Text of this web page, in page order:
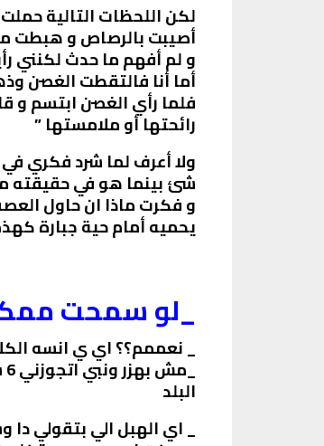
لكن اللحظات التالية
أصيبت بالرصاص و هبطت
و لم أفهم ما حدث لكنني
أما أنا فالتقطت الغصن
فلما رأي الغصن ابتسم و
رائحتها أو ملامستها ”
ولا أعرف لما شرد فكري
شئ بينما هو في حقيقته
و فكرت ماذا ان حاول
يحميه أمام حية جبارة
_لو سمحت ممكن
_ نعممم؟؟ اي ي انسه
البلد
_ اي الهبل الي بتقولي